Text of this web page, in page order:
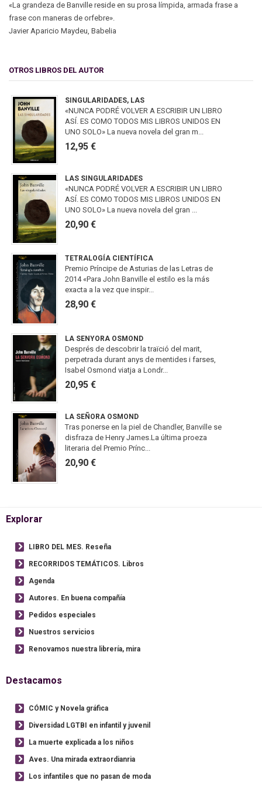
«La grandeza de Banville reside en su prosa límpida, armada frase a
frase con maneras de orfebre».
Javier Aparicio Maydeu, Babelia
OTROS LIBROS DEL AUTOR
SINGULARIDADES, LAS
«NUNCA PODRÉ VOLVER A ESCRIBIR UN LIBRO
ASÍ. ES COMO TODOS MIS LIBROS UNIDOS EN
UNO SOLO» La nueva novela del gran m...
12,95 €
LAS SINGULARIDADES
«NUNCA PODRÉ VOLVER A ESCRIBIR UN LIBRO
ASÍ. ES COMO TODOS MIS LIBROS UNIDOS EN
UNO SOLO» La nueva novela del gran ...
20,90 €
TETRALOGÍA CIENTÍFICA
Premio Príncipe de Asturias de las Letras de
2014 «Para John Banville el estilo es la más
exacta a la vez que inspir...
28,90 €
LA SENYORA OSMOND
Després de descobrir la traïció del marit,
perpetrada durant anys de mentides i farses,
Isabel Osmond viatja a Londr...
20,95 €
LA SEÑORA OSMOND
Tras ponerse en la piel de Chandler, Banville se
disfraza de Henry James.La última proeza
literaria del Premio Prínc...
20,90 €
Explorar
LIBRO DEL MES. Reseña
RECORRIDOS TEMÁTICOS. Libros
Agenda
Autores. En buena compañía
Pedidos especiales
Nuestros servicios
Renovamos nuestra librería, mira
Destacamos
CÓMIC y Novela gráfica
Diversidad LGTBI en infantil y juvenil
La muerte explicada a los niños
Aves. Una mirada extraordianria
Los infantiles que no pasan de moda